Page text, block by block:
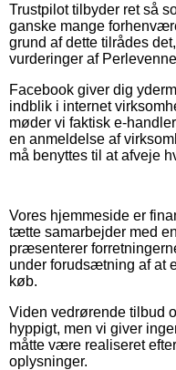
Trustpilot tilbyder ret så
ganske mange
grund af dette tilrådes
vurderinger af
Facebook giver dig
indblik i internet
møder vi faktisk e-
en anmeldelse af
må benyttes til at afveje
Vores hjemmeside er
tætte samarbejder med
præsenterer
under forudsætning af at
køb.
Viden vedrørende tilbud
hyppigt, men vi giver
måtte være realiseret
oplysninger.